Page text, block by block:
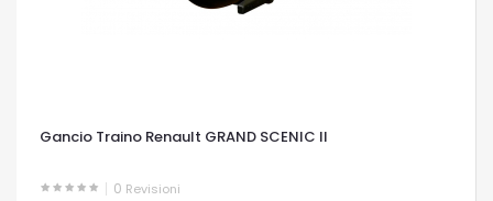
Gancio Traino Renault GRAND SCENIC II
0 Revisioni